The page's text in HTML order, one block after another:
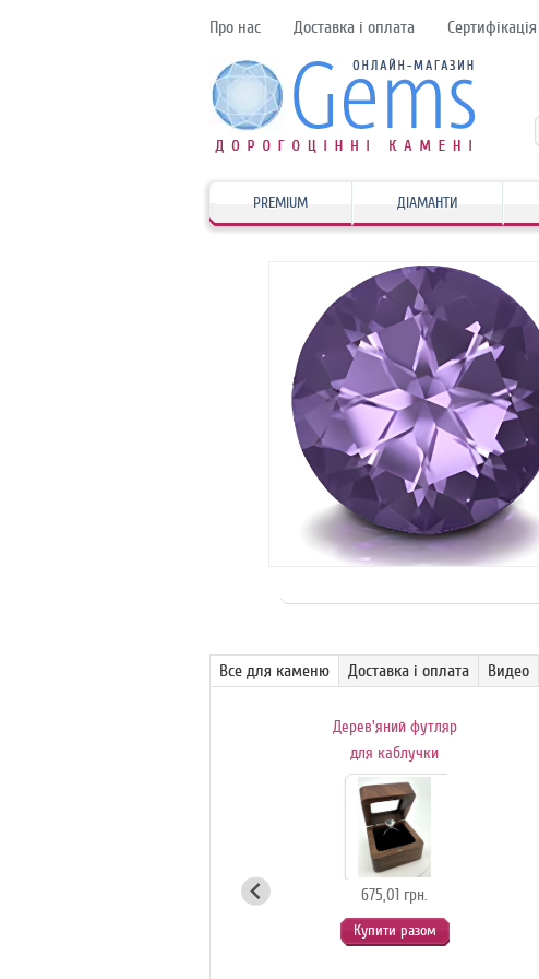
Про нас Доставка і оплата Сертифікація
PREMIUM ДІАМАНТИ
Все для каменю Доставка і оплата Видео
Дерев'яний футляр
для каблучки
675,01 грн.
Купити разом